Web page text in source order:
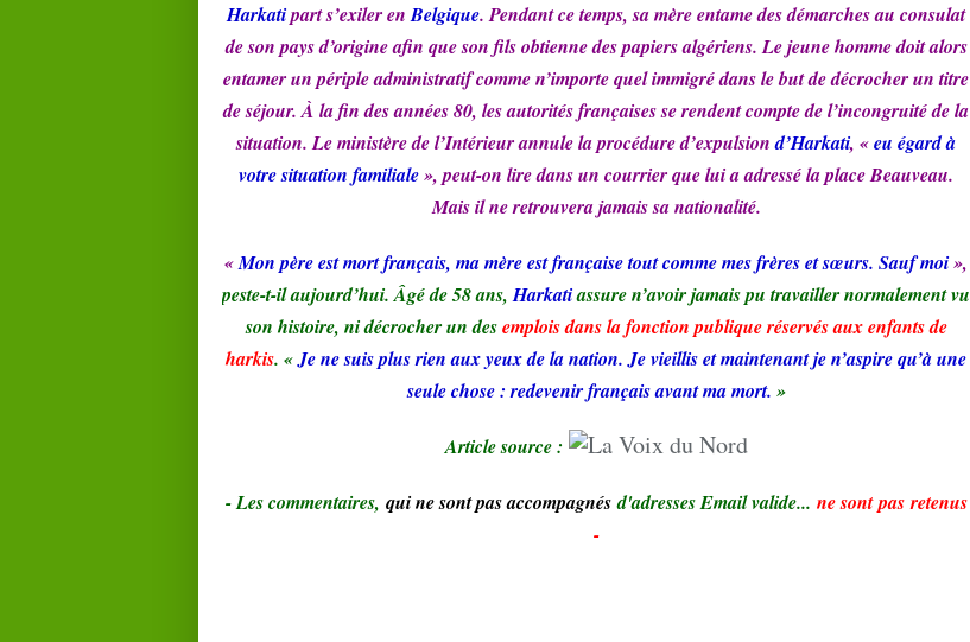
Harkatipart s’exiler enBelgique. Pendant ce temps, sa mère entame des démarches au consulat
de son pays d’origine afin que son fils obtienne des papiers algériens. Le jeune homme doit alors
entamer un périple administratif comme n’importe quel immigré dans le but de décrocher un titre
de séjour. À la fin des années 80, les autorités françaises se rendent compte de l’incongruité de la
situation. Le ministère de l’Intérieur annule la procédure d’expulsiond’Harkati, «eu égard à
votre situation familiale», peut-on lire dans un courrier que lui a adressé la place Beauveau.
Mais il ne retrouvera jamais sa nationalité.
«Mon père est mort français, ma mère est française tout comme mes frères et sœurs. Sauf moi»,
peste-t-il aujourd’hui. Âgé de 58 ans,Harkatiassure n’avoir jamais pu travailler normalement vu
son histoire, ni décrocher un desemplois dans la fonction publique réservés aux enfants de
harkis. «Je ne suis plus rien aux yeux de la nation. Je vieillis et maintenant je n’aspire qu’à une
seule chose : redevenir français avant ma mort. »
Article source :
- Les commentaires, qui ne sont pas accompagnésd'adresses Email valide... ne sont pas retenus
-